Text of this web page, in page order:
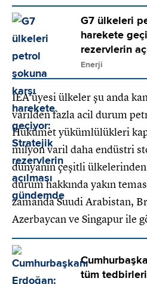
G7 ülkeleri
harekete
rezervlerin
Enerji
IEA üyesi ülkeler şu anda
varilden fazla acil durum
Hükümet yükümlülükleri
milyon varil daha endüstri
dünyanın çeşitli
durum hakkında yakın
zamanda Suudi Arabistan,
Azerbaycan ve Singapur ile
tüm